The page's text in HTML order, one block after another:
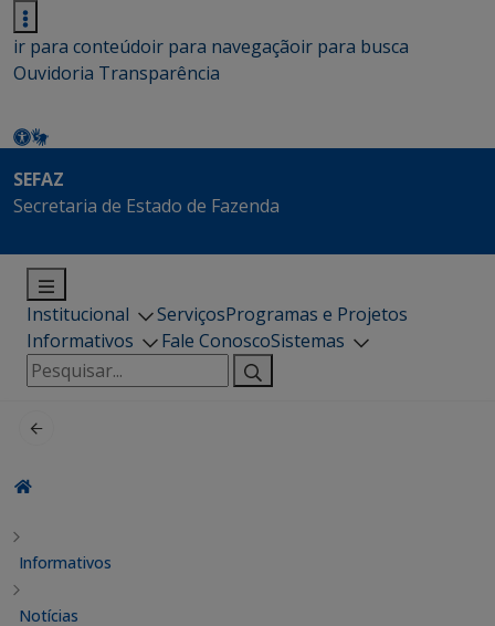
ir para conteúdoir para navegaçãoir para busca
Ouvidoria Transparência
SEFAZ
Secretaria de Estado de Fazenda
Institucional ServiçosProgramas e Projetos
Informativos
Fale ConoscoSistemas
Pesquisar
por:
Informativos
Notícias